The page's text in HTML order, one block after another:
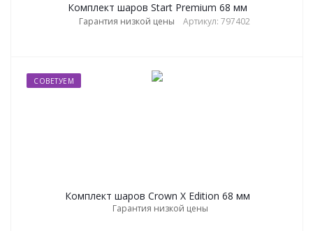
Комплект шаров Start Premium 68 мм
Гарантия низкой цены Артикул: 797402
СОВЕТУЕМ
Комплект шаров Сrown X Edition 68 мм
Гарантия низкой цены